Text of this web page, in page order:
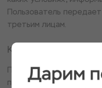
Пользователь
третьим лицам.
Коммуникация
После того, как
получает сообщение,